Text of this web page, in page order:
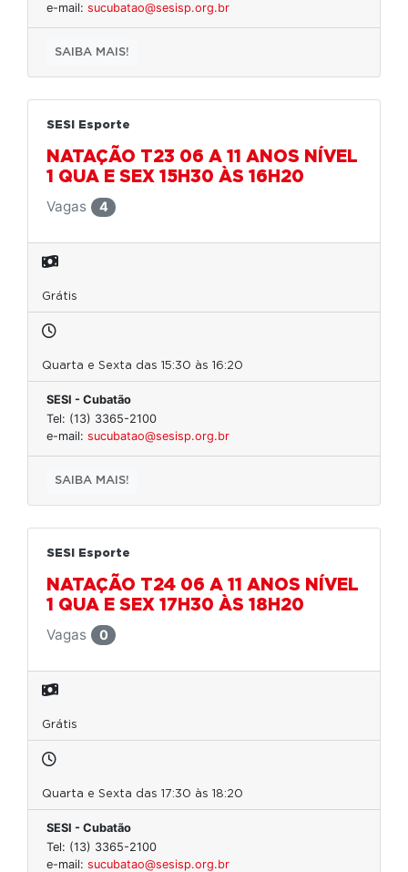
e-mail: sucubatao@sesisp.org.br
SAIBA MAIS!
SESI Esporte
NATAÇÃO T23 06 A 11 ANOS NÍVEL
1 QUA E SEX 15H30 ÀS 16H20
Vagas
4
Grátis
Quarta e Sexta das 15:30 às 16:20
SESI - Cubatão
Tel: (13) 3365-2100
e-mail: sucubatao@sesisp.org.br
SAIBA MAIS!
SESI Esporte
NATAÇÃO T24 06 A 11 ANOS NÍVEL
1 QUA E SEX 17H30 ÀS 18H20
Vagas
0
Grátis
Quarta e Sexta das 17:30 às 18:20
SESI - Cubatão
Tel: (13) 3365-2100
e-mail: sucubatao@sesisp.org.br